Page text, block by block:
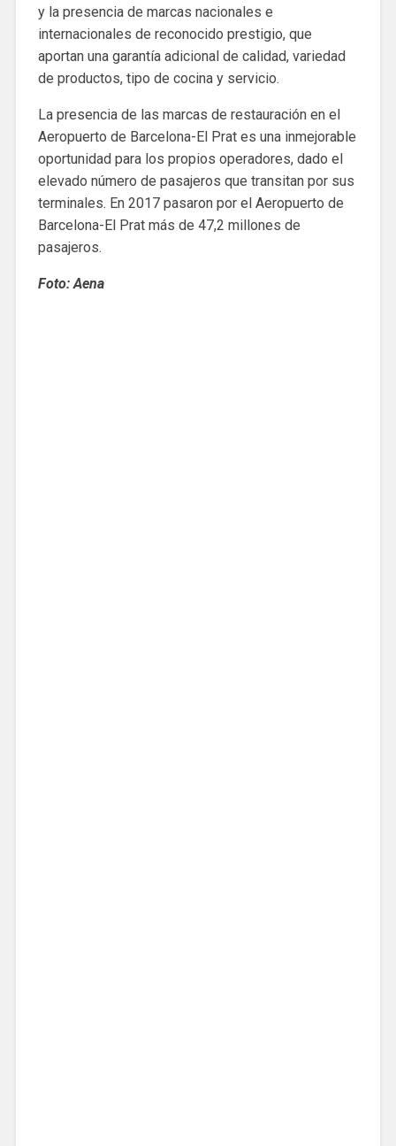
y la presencia de marcas nacionales e
internacionales de reconocido prestigio, que
aportan una garantía adicional de calidad, variedad
de productos, tipo de cocina y servicio.
La presencia de las marcas de restauración en el
Aeropuerto de Barcelona-El Prat es una inmejorable
oportunidad para los propios operadores, dado el
elevado número de pasajeros que transitan por sus
terminales. En 2017 pasaron por el Aeropuerto de
Barcelona-El Prat más de 47,2 millones de
pasajeros.
Foto: Aena